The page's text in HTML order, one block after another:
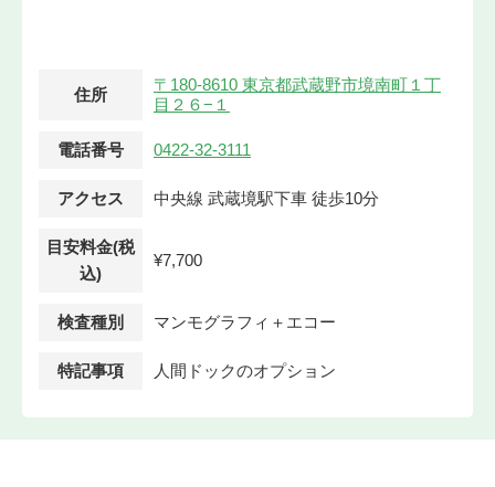
住所
〒180-8610 東京都武蔵野市境南町１丁
目２６−１
電話番号 0422-32-3111
アクセス 中央線 武蔵境駅下車 徒歩10分
目安料金(税
込)
¥7,700
検査種別 マンモグラフィ＋エコー
特記事項 人間ドックのオプション